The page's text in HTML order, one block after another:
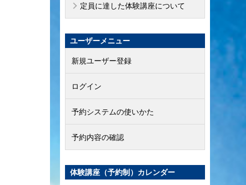
定員に達した体験講座について
ユーザーメニュー
新規ユーザー登録
ログイン
予約システムの使いかた
予約内容の確認
体験講座（予約制）カレンダー